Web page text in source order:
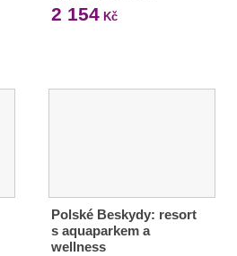
2 154Kč
Polské Beskydy: resort
s aquaparkem a
wellness